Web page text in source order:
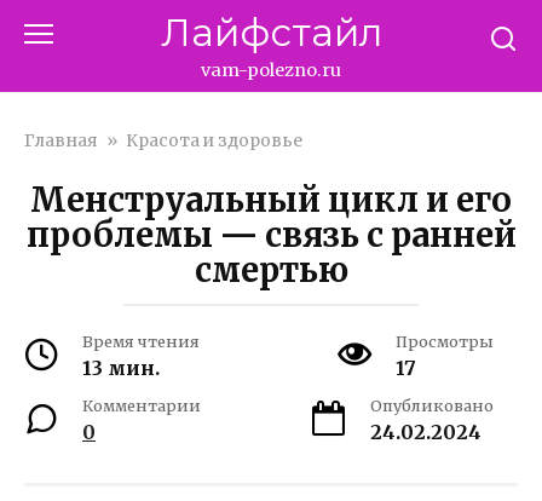
Лайфстайл
vam-polezno.ru
Главная » Красота и здоровье
Менструальный цикл и его
проблемы — связь с ранней
смертью
Время чтения
13 мин.
Просмотры
17
Комментарии
0
Опубликовано
24.02.2024